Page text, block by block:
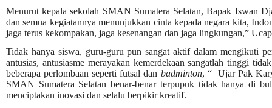
Menurut kepala sekolah SMAN Sumatera Selatan, Bapak Iswan
dan semua kegiatannya menunjukkan cinta kepada negara kita,
jaga terus kekompakan, jaga kesenangan dan jaga lingkungan,”
Tidak hanya siswa, guru-guru pun sangat aktif dalam mengikuti
antusias, antusiasme merayakan kemerdekaan sangatlah tinggi
beberapa perlombaan seperti futsal dan badminton, “ Ujar Pak
SMAN Sumatera Selatan benar-benar terpupuk tidak hanya di
menciptakan inovasi dan selalu berpikir kreatif.